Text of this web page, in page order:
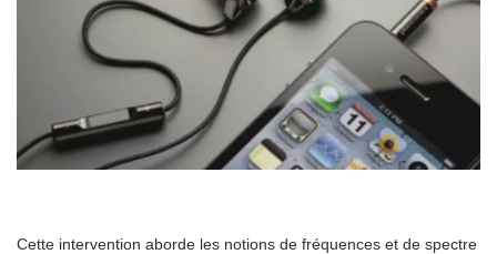
Cette intervention aborde les notions de fréquences et de spectre